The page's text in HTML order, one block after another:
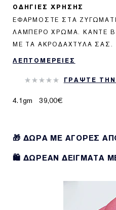
ΟΔΗΓΙΕΣ ΧΡΗΣΗΣ
ΕΦΑΡΜΌΣΤΕ ΣΤΑ
ΛΑΜΠΕΡΌ ΧΡΏΜΑ. ΚΆΝΤΕ
Ε ΤΑ ΑΚΡΟΔΆΧΤΥΛΑ ΣΑΣ.
ΛΕΠΤΟΜΕΡΕΙΕΣ
ΓΡΑΨΤΕ
4.1gm39,00€
🎁 ΔΩΡΑ ΜΕ ΑΓΟΡΕΣ
🛍️ ΔΩΡΕΑΝ ΔΕΙΓΜΑΤΑ